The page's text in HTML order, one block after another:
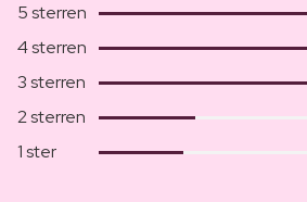
5 sterren
4 sterren
3 sterren
2 sterren
1 ster